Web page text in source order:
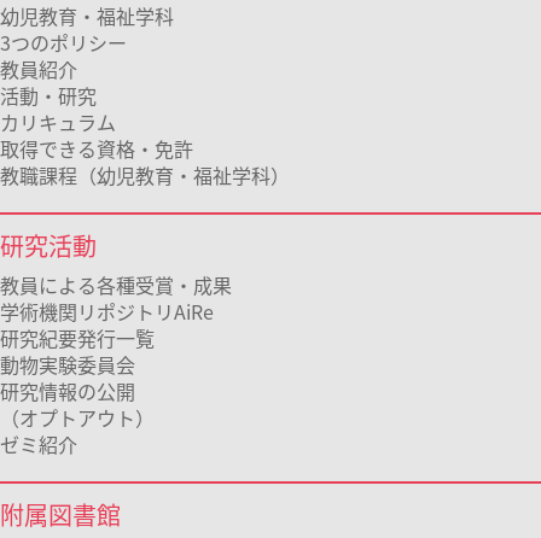
幼児教育・福祉学科
3つのポリシー
教員紹介
活動・研究
カリキュラム
取得できる資格・免許
教職課程（幼児教育・福祉学科）
研究活動
教員による各種受賞・成果
学術機関リポジトリAiRe
研究紀要発行一覧
動物実験委員会
研究情報の公開
（オプトアウト）
ゼミ紹介
附属図書館